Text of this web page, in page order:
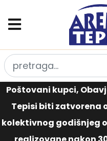
Poštovani kupci,
Tepisi biti zatvorena
kolektivnog godišnjeg